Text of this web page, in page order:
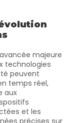
majeure
technologies
peuvent
temps réel,
aux
et les
précises sur